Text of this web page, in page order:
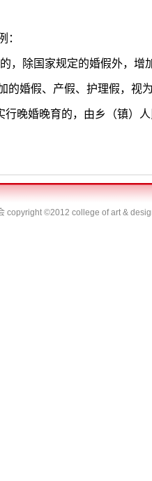
：
，除国家规定的婚假外，
的婚假、产假、护理假，视
晚婚晚育的，由乡（镇）人
copyright ©2012 college of art &